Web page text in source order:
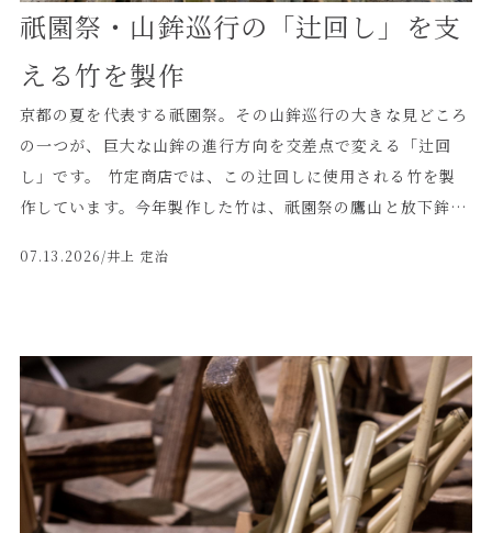
祇園祭・山鉾巡行の「辻回し」を支
える竹を製作
京都の夏を代表する祇園祭。その山鉾巡行の大きな見どころ
の一つが、巨大な山鉾の進行方向を交差点で変える「辻回
し」です。 竹定商店では、この辻回しに使用される竹を製
作しています。今年製作した竹は、祇園祭の鷹山と放下鉾に
車輪は、一般的な自動車のように左右へ向きを変えることが
によって少しずつ山鉾の向きを変えていきます。 大きく重
い山鉾を直角に方向転換させる迫力ある辻回しは、山鉾巡行
を象徴する場面の一つです。 一見すると簡素な竹ですが、
山鉾の重量を受けながら車輪を滑らせる、重要な役割を担っ
ています。 ◼️辻回し用の竹を一本ずつ加工 今回使用する竹
は、丸い竹を割り、辻回しに適した形状へ加工しています。
07.13.2026/井上 定治